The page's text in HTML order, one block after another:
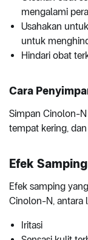
mengalami
Usahakan
untuk
Hindari obat
Cara
Simpan Cinolon-
tempat kering,
Efek Samping
Efek samping
Cinolon-N, antara
Iritasi